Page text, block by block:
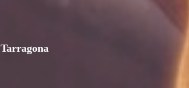
Tarragona